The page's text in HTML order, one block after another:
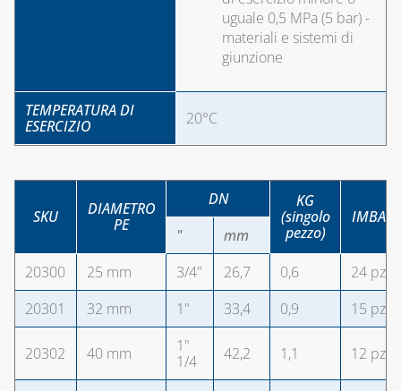
uguale 0,5 MPa (5 bar) -
materiali e sistemi di
giunzione
TEMPERATURA DI
ESERCIZIO
20°C
SKU
DIAMETRO
PE
DN
KG
(singolo
pezzo)
"
mm
20300
25 mm 3/4" 26,7 0,6
24 pz.
20301
32 mm 1" 33,4 0,9 15 pz.
20302 40 mm
1"
1/4
42,2 1,1 12 pz.